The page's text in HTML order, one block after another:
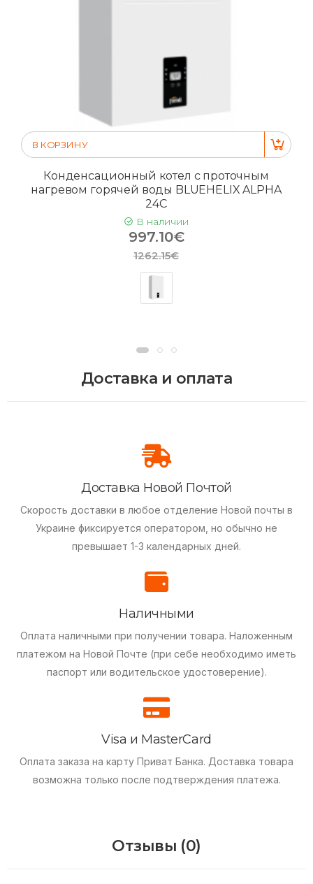
В КОРЗИНУ
Конденсационный котел с проточным
нагревом горячей воды BLUEHELIX ALPHA
24C
В наличии
997.10€
1262.15€
Доставка и оплата
Доставка Новой Почтой
Скорость доставки в любое отделение Новой почты в
Украине фиксируется оператором, но обычно не
превышает 1-3 календарных дней.
Наличными
Оплата наличными при получении товара. Наложенным
платежом на Новой Почте (при себе необходимо иметь
паспорт или водительское удостоверение).
Visa и MasterCard
Оплата заказа на карту Приват Банка. Доставка товара
возможна только после подтверждения платежа.
Отзывы (0)